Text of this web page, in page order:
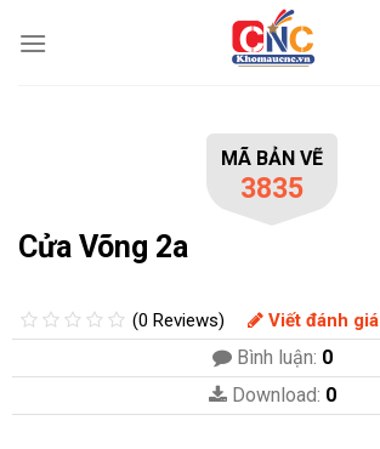
MÃ BẢN VẼ
3835
Cửa Võng 2a
(0 Reviews) Viết đánh giá
Bình luận: 0
Download: 0